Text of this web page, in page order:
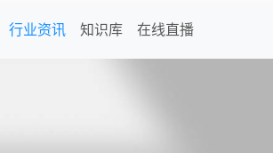
行业资讯 知识库 在线直播